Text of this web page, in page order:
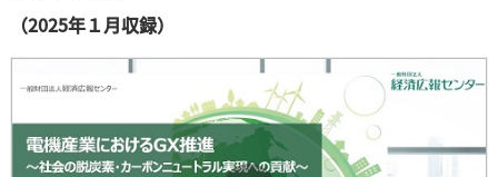
（2025年１月収録）